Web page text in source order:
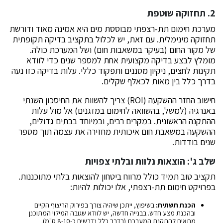
2. תחזוקה שוטפת
מערכת חימום תת-רצפתי מבוססת מים היא אמינה מאוד ודורשת
תחזוקה מינימלית. עם זאת, יש לכלול בתקציב בדיקה תקופתית
של מקור החום (בעיקר במשאבות חום) ושל המערכת כולה.
מומלץ לבצע בדיקה מקצועית אחת למספר שנים כדי לוודא
תקינות לחצים, ניקיון מסננים ותפקוד כללי. עלות בדיקה כזו נעה
בדרך כלל בין מאות לכאלף שקלים.
חישוב החזר ההשקעה (ROI) צריך להשוות את החיסכון השנתי
באנרגיה (למשל, בהשוואה לחימום במזגנים) אל מול עלות
ההתקנה הראשונית. במקרים רבים, ובמיוחד בבתים גדולים,
ההשקעה במשאבת חום איכותית מחזירה את עצמה תוך מספר
שנים בודדות.
שלב ג': הוצאות נלוות ובלתי צפויות
תקציב טוב תמיד כולל מרווח ביטחון להוצאות בלתי מתוכננות.
בפרויקט חימום תת-רצפתי, אלו יכולות להיות:
הכנת תשתית:בשיפוץ, ייתכן שיהיה צורך בפירוק הריצוף הקיים
ובהכנת מצע חדש. בבנייה חדשה, יש לוודא שגובה המילוי המתוכנן
מתאים להתקנת המערכת (בדרך כלל נדרשים כ-8-10 ס"מ).